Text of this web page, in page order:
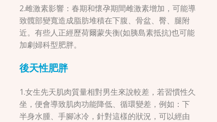
2.雌激素影響：春期和懷孕期間雌激素增加，可能導
致髖部變寬造成脂肪堆積在下腹、骨盆、臀、腿附
近。有些人正經歷荷爾蒙失衡(如胰島素抵抗)也可能
加劇婦科型肥胖。
後天性肥胖
1.女生先天肌肉質量相對男生來說較差，若習慣性久
坐，便會導致肌肉功能降低、循環變差，例如：下
半身水腫、手腳冰冷，針對這樣的狀況，可以經由